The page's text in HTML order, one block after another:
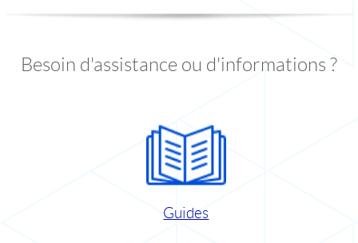
Besoin d'assistance ou d'informations ?
Guides